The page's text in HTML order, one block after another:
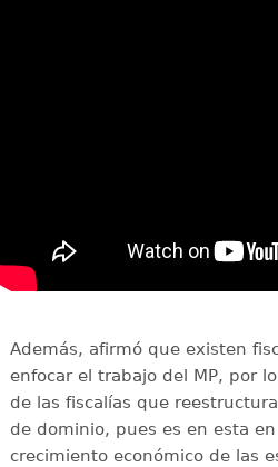
Además, afirmó que existen
enfocar el trabajo del MP, por
de las fiscalías que
de dominio, pues es en esta
crecimiento económico de las